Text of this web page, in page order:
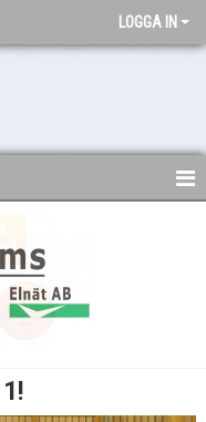
LOGGA IN